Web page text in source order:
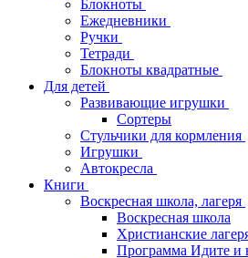
Блокноты
Ежедневники
Ручки
Тетради
Блокноты квадратные
Для детей
Развивающие игрушки
Сортеры
Стульчики для кормления
Игрушки
Автокресла
Книги
Воскресная школа, лагеря
Воскресная школа
Христианские
Программа Идите и